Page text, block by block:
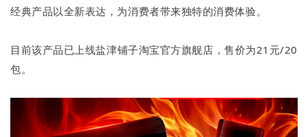
经典产品以全新表达，为消费者带来独特的消费体验。
目前该产品已上线盐津铺子淘宝官方旗舰店，售价为21元/20
包。